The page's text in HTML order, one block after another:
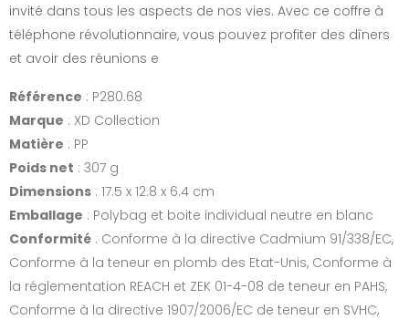
invité dans tous les aspects de nos vies. Avec ce coffre à
téléphone révolutionnaire, vous pouvez profiter des dîners
et avoir des réunions e
Référence : P280.68
Marque : XD Collection
Matière : PP
Poids net : 307 g
Dimensions : 17.5 x 12.8 x 6.4 cm
Emballage : Polybag et boite individual neutre en blanc
Conformité : Conforme à la directive Cadmium 91/338/EC,
Conforme à la teneur en plomb des Etat-Unis, Conforme à
la réglementation REACH et ZEK 01-4-08 de teneur en PAHS,
Conforme à la directive 1907/2006/EC de teneur en SVHC,